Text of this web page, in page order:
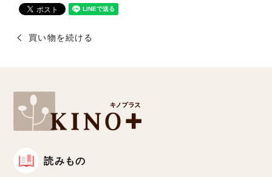
買い物を続ける
読みもの